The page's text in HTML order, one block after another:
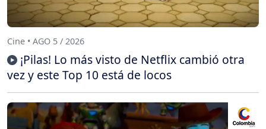
Cine • AGO 5 / 2026
¡Pilas! Lo más visto de Netflix cambió otra
vez y este Top 10 está de locos